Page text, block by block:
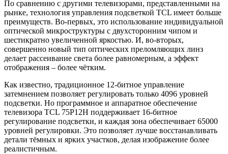
По сравнению с другими телевизорами, представленными на
рынке, технология управления подсветкой TCL имеет больше
преимуществ. Во-первых, это использование индивидуальной
оптической микроструктуры с двухсторонним чипом и
шестикратно увеличенной яркостью. И, во-вторых,
совершенно новый тип оптических преломляющих линз
делает рассеивание света более равномерным, а эффект
отображения – более чётким.
Как известно, традиционное 12-битное управление
затемнением позволяет регулировать только 4096 уровней
подсветки. Но программное и аппаратное обеспечение
телевизора TCL 75P12H поддерживает 16-битное
регулирование подсветки, и каждая зона обеспечивает 65000
уровней регулировки. Это позволяет лучше восстанавливать
детали тёмных и ярких участков, делая изображение более
реалистичным.